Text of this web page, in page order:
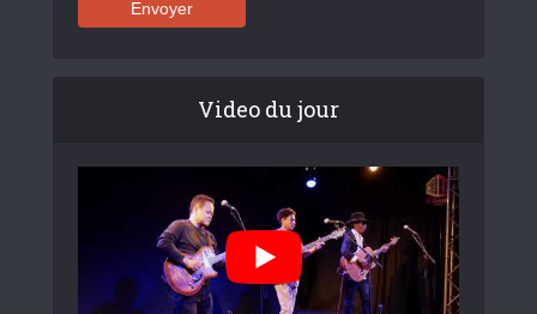
Video du jour